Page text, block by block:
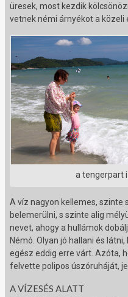
üresek, most kezdik
vetnek némi árnyékot a közeli
a tengerpart
A víz nagyon kellemes,
belemerülni, s szinte alig
nevet, ahogy a hullámok
Némó. Olyan jó hallani és
egész eddig erre várt. Azóta,
felvette polipos úszóruháját,
A VÍZESÉS ALATT